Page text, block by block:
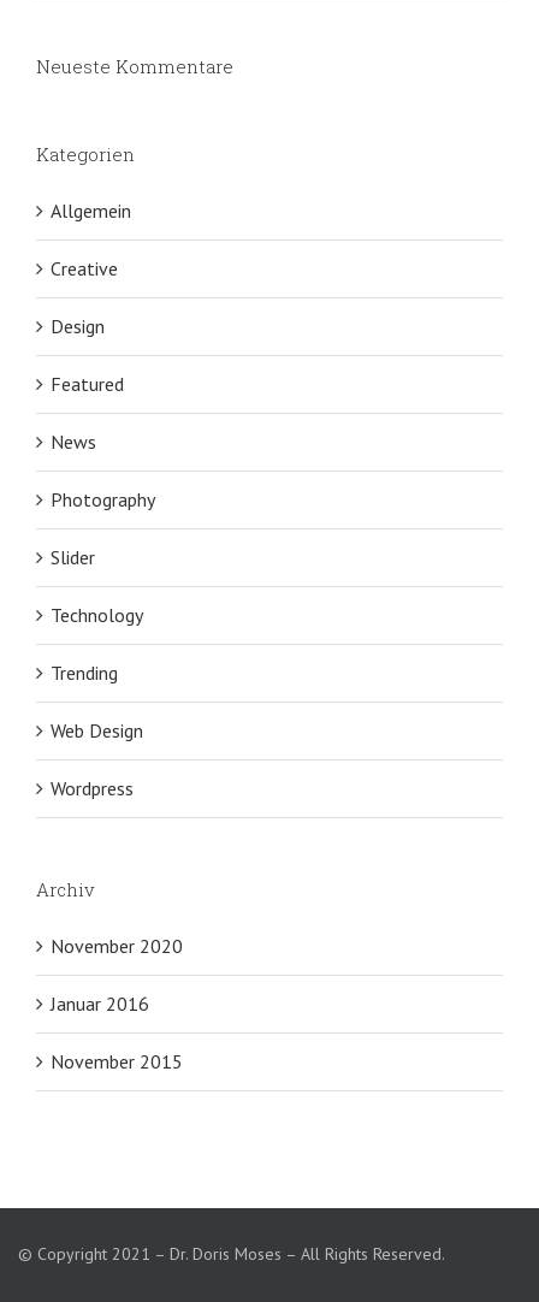
Neueste Kommentare
Kategorien
Allgemein
Creative
Design
Featured
News
Photography
Slider
Technology
Trending
Web Design
Wordpress
Archiv
November 2020
Januar 2016
November 2015
© Copyright 2021 – Dr. Doris Moses – All Rights Reserved.